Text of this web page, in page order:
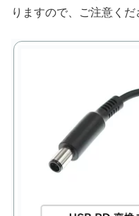
りますので、ご注意くだ